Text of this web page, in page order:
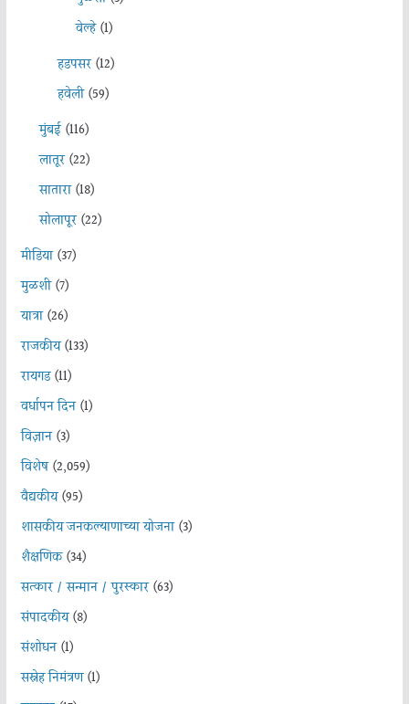
वेल्हे(1)
हडपसर(12)
हवेली(59)
मुंबई(116)
लातूर(22)
सातारा(18)
सोलापूर(22)
मीडिया(37)
मुळशी(7)
यात्रा(26)
राजकीय(133)
रायगड(11)
वर्धापन दिन(1)
विज्ञान(3)
विशेष(2,059)
वैद्यकीय(95)
शासकीय जनकल्याणाच्या योजना(3)
शैक्षणिक(34)
सत्कार / सन्मान / पुरस्कार(63)
संपादकीय(8)
संशोधन(1)
सस्नेह निमंत्रण(1)